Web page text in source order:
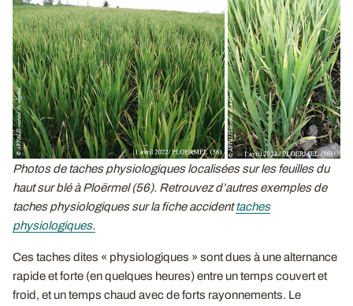
Photos de taches physiologiques localisées sur les feuilles du
haut sur blé à Ploërmel (56). Retrouvez d’autres exemples de
taches physiologiques sur la fiche accidenttaches
physiologiques.
Ces taches dites « physiologiques » sont dues à une alternance
rapide et forte (en quelques heures) entre un temps couvert et
froid, et un temps chaud avec de forts rayonnements. Le